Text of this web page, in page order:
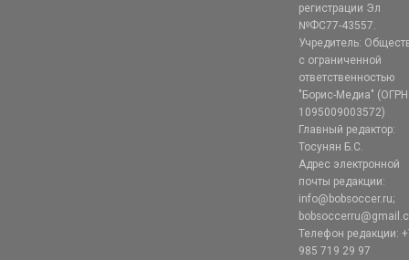
регистрации Эл
№ФС77-43557.
Учредитель:
с ограниченной
ответственностью
"Борис-Медиа" (ОГРН
1095009003572)
Главный редактор:
Тосунян Б.С.
Адрес электронной
почты редакции:
info@bobsoccer.ru;
Телефон редакции:
985 719 29 97